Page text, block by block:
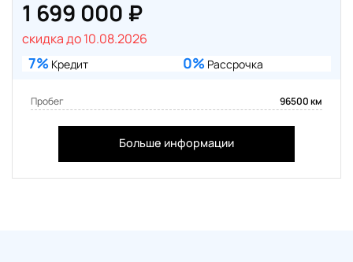
1 699 000 ₽
скидка до 10.08.2026
7% Кредит 0% Рассрочка
Пробег 96500 км
Больше информации